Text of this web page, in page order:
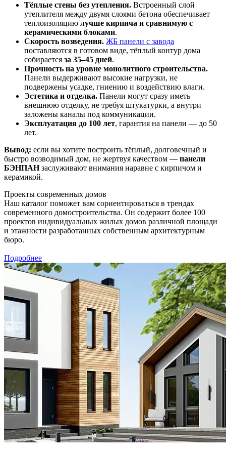
Тёплые стены без утепления. Встроенный слой
утеплителя между двумя слоями бетона обеспечивает
теплоизоляцию лучше кирпича и сравнимую с
керамическими блоками.
Скорость возведения. ЖБ панели с завода
поставляются в готовом виде, тёплый контур дома
собирается за 35–45 дней.
Прочность на уровне монолитного строительства.
Панели выдерживают высокие нагрузки, не
подвержены усадке, гниению и воздействию влаги.
Эстетика и отделка. Панели могут сразу иметь
внешнюю отделку, не требуя штукатурки, а внутри
заложены каналы под коммуникации.
Эксплуатация до 100 лет, гарантия на панели — до 50
лет.
Вывод: если вы хотите построить тёплый, долговечный и
быстро возводимый дом, не жертвуя качеством — панели
БЭНПАНзаслуживают внимания наравне с кирпичом и
керамикой.
Проекты современных домов
Наш каталог поможет вам сориентироваться в трендах
современного домостроительства. Он содержит более 100
проектов индивидуальных жилых домов различной площади
и этажности разработанных собственным архитектурным
бюро.
Подробнее